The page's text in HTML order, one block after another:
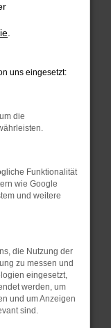
deine
in einem
Stand
ein
dazu
nicht mehr
uns eingesetzt:
die
Funktionalität
wie Google
und weitere
die Nutzung der
zu messen und
eingesetzt,
werden, um
und um Anzeigen
sind.